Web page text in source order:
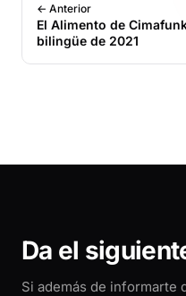
← Anterior
El Alimento de
bilingüe de 2021
Da el
Si además de informarte